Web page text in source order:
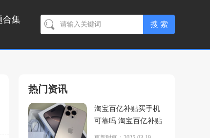
合集
热门资讯
淘宝百亿补贴买手机
可靠吗 淘宝百亿补贴
买手机多久可以买第